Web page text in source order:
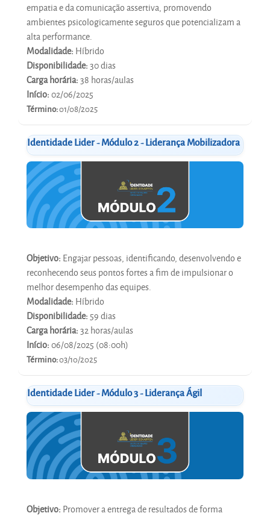
empatia e da comunicação assertiva, promovendo
ambientes psicologicamente seguros que potencializam a
alta performance.
Modalidade: Híbrido
Disponibilidade:30 dias
Carga horária:38 horas/aulas
Início:02/06/2025
Término:01/08/2025
Identidade Lider - Módulo 2 - Liderança Mobilizadora
Objetivo: Engajar pessoas, identificando, desenvolvendo e
reconhecendo seus pontos fortes a fim de impulsionar o
melhor desempenho das equipes.
Modalidade: Híbrido
Disponibilidade:59 dias
Carga horária:32 horas/aulas
Início:06/08/2025 (08:00h)
Término:03/10/2025
Identidade Lider - Módulo 3 - Liderança Ágil
Objetivo: Promover a entrega de resultados de forma